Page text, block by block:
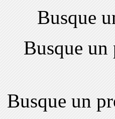
Busque
Busque
Busque un